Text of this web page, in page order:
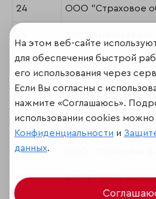
24 ООО "Страховое
26 ПАО "САК
27
АО "Национальная
ТАТАРСТАН" (АО
ООО "Абсолют
29
30 АО "ВТБ
На этом веб-сайте
для обеспечения быстрой
его использования через
Если Вы согласны с
нажмите «Соглашаюсь».
использовании cookies можно
Конфиденциальности и
данных.